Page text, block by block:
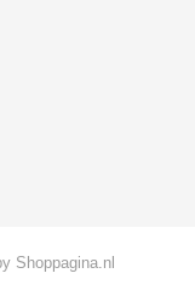
Shoppagina.nl